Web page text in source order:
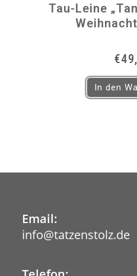
Tau-Leine
€
In den
Email:
info@tatzenstolz.de